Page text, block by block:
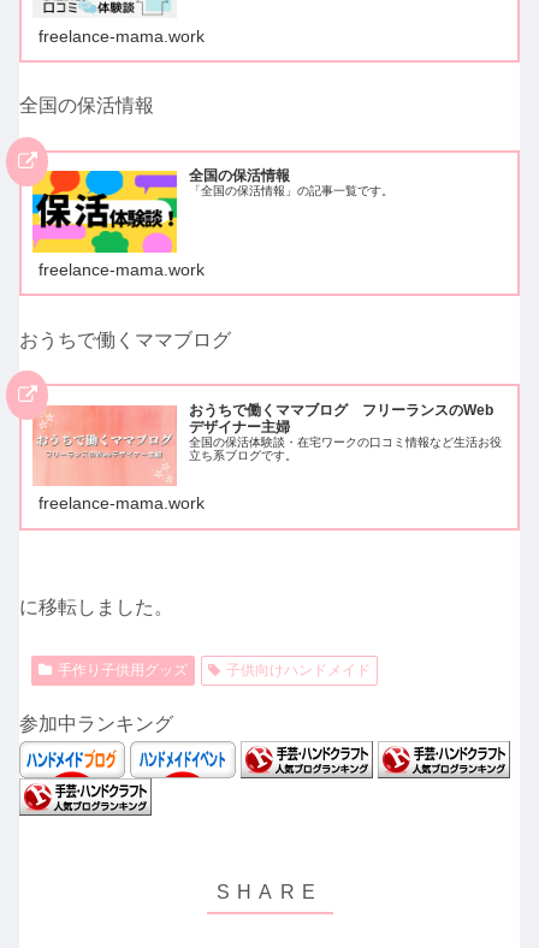
freelance-mama.work
全国の保活情報
全国の保活情報
「全国の保活情報」の記事一覧です。
freelance-mama.work
おうちで働くママブログ
おうちで働くママブログ フリーランスのWeb
デザイナー主婦
全国の保活体験談・在宅ワークの口コミ情報など生活お役
立ち系ブログです。
freelance-mama.work
に移転しました。
手作り子供用グッズ 子供向けハンドメイド
参加中ランキング